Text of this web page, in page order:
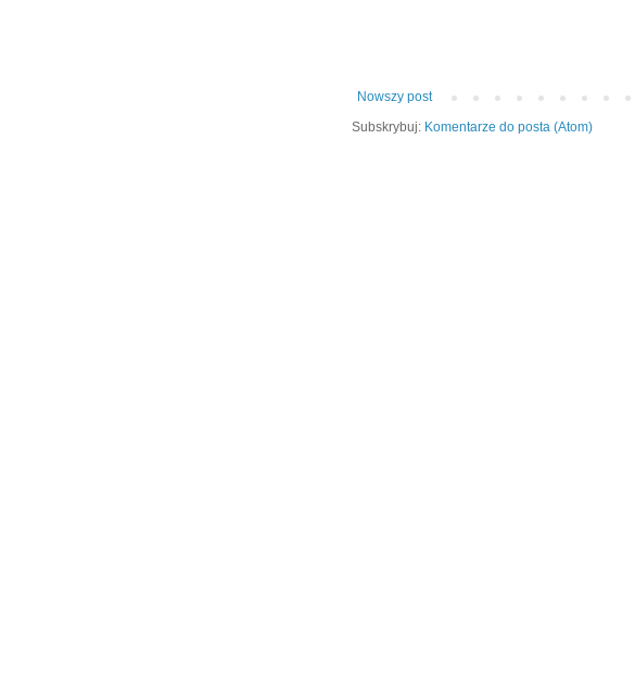
Nowszy post
Subskrybuj: Komentarze do posta (Atom)